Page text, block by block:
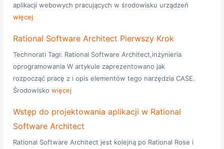
aplikacji webowych pracujących w środowisku urządzeń
więcej
Rational Software Architect Pierwszy Krok
Technorati Tagi: Rational Software Architect,inżynieria
oprogramowania W artykule zaprezentowano jak
rozpocząć pracę z i opis elementów tego narzędzia CASE.
Środowiskowięcej
Wstęp do projektowania aplikacji w Rational
Software Architect
Rational Software Architect jest kolejną po Rational Rose i